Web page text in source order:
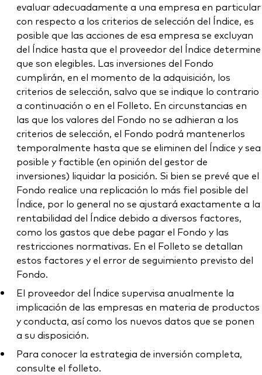
evaluar adecuadamente a una empresa en particular
con respecto a los criterios de selección del Índice, es
posible que las acciones de esa empresa se excluyan
del Índice hasta que el proveedor del Índice determine
que son elegibles. Las inversiones del Fondo
cumplirán, en el momento de la adquisición, los
criterios de selección, salvo que se indique lo contrario
a continuación o en el Folleto. En circunstancias en
las que los valores del Fondo no se adhieran a los
criterios de selección, el Fondo podrá mantenerlos
temporalmente hasta que se eliminen del Índice y sea
posible y factible (en opinión del gestor de
inversiones) liquidar la posición. Si bien se prevé que el
Fondo realice una replicación lo más fiel posible del
Índice, por lo general no se ajustará exactamente a la
rentabilidad del Índice debido a diversos factores,
como los gastos que debe pagar el Fondo y las
restricciones normativas. En el Folleto se detallan
estos factores y el error de seguimiento previsto del
Fondo.
El proveedor del Índice supervisa anualmente la
implicación de las empresas en materia de productos
y conducta, así como los nuevos datos que se ponen
a su disposición.
Para conocer la estrategia de inversión completa,
consulte el folleto.